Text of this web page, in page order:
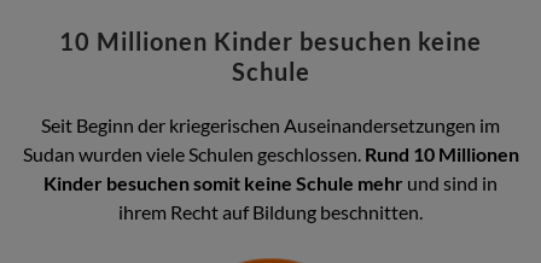
10 Millionen Kinder besuchen keine
Schule
Seit Beginn der kriegerischen Auseinandersetzungen im
Sudan wurden viele Schulen geschlossen. Rund 10 Millionen
Kinder besuchen somit keine Schule mehr und sind in
ihrem Recht auf Bildung beschnitten.